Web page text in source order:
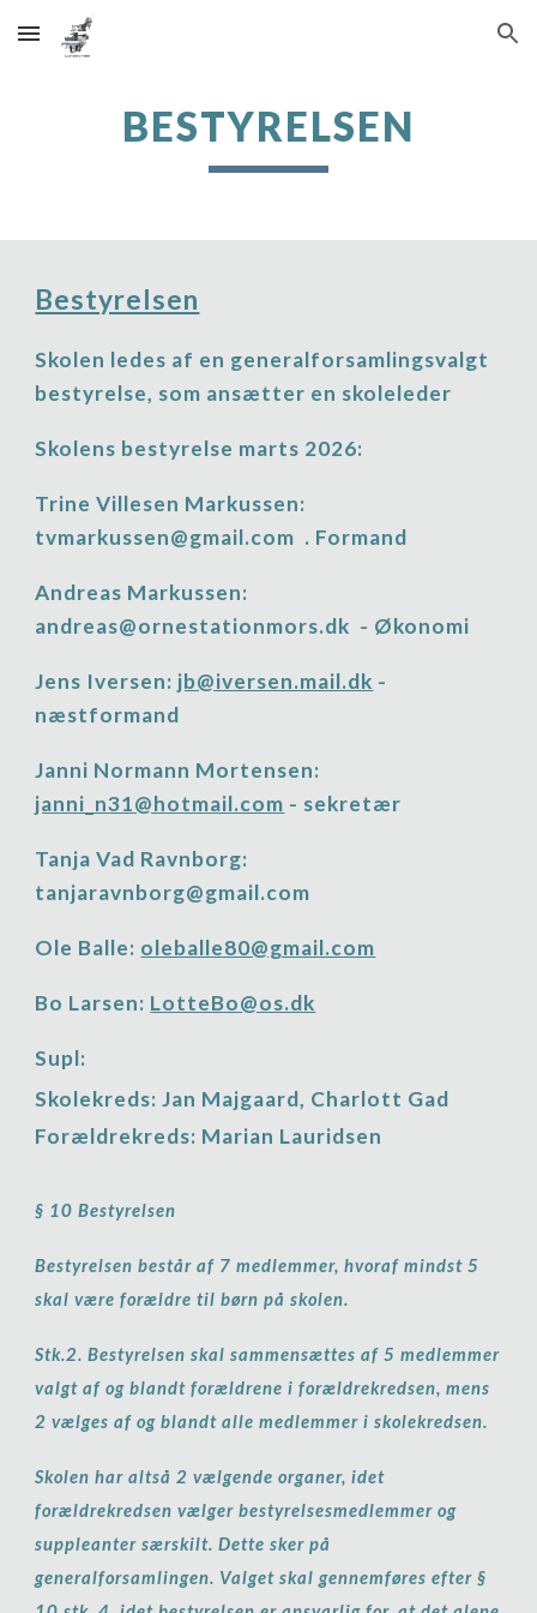
Skip to main content Skip to navigation
BESTYRELSEN
Bestyrelsen
Skolen ledes af en generalforsamlingsvalgt
bestyrelse, som ansætter en skoleleder
Skolens bestyrelse marts 2026:
Trine Villesen Markussen:
tvmarkussen@gmail.com . Formand
Andreas Markussen:
andreas@ornestationmors.dk - Økonomi
Jens Iversen: jb@iversen.mail.dk -
næstformand
Janni Normann Mortensen:
janni_n31@hotmail.com - sekretær
Tanja Vad Ravnborg:
tanjaravnborg@gmail.com
Ole Balle: oleballe80@gmail.com
Bo Larsen: LotteBo@os.dk
Supl:
Skolekreds: Jan Majgaard, Charlott Gad
Forældrekreds: Marian Lauridsen
§ 10 Bestyrelsen
Bestyrelsen består af 7 medlemmer, hvoraf mindst 5
skal være forældre til børn på skolen.
Stk.2. Bestyrelsen skal sammensættes af 5 medlemmer
valgt af og blandt forældrene i forældrekredsen, mens
2 vælges af og blandt alle medlemmer i skolekredsen.
Skolen har altså 2 vælgende organer, idet
forældrekredsen vælger bestyrelsesmedlemmer og
suppleanter særskilt. Dette sker på
generalforsamlingen. Valget skal gennemføres efter §